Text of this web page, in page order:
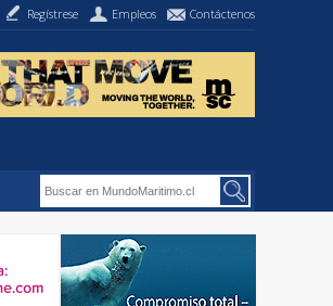
Regístrese Empleos Contáctenos